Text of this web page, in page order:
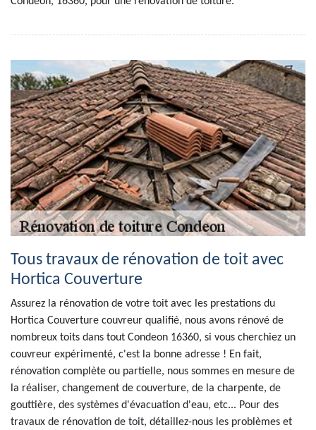
Tous travaux de rénovation de toit avec
Hortica Couverture
Assurez la rénovation de votre toit avec les prestations du
Hortica Couverture couvreur qualifié, nous avons rénové de
nombreux toits dans tout Condeon 16360, si vous cherchiez un
couvreur expérimenté, c'est la bonne adresse ! En fait,
rénovation complète ou partielle, nous sommes en mesure de
la réaliser, changement de couverture, de la charpente, de
gouttière, des systèmes d'évacuation d'eau, etc... Pour des
travaux de rénovation de toit, détaillez-nous les problèmes et